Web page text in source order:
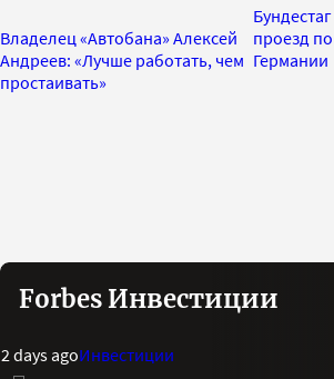
Владелец «Автобана» Алексей
Андреев: «Лучше работать, чем
простаивать»
проезд
Германии
Forbes Инвестиции
2 days agoИнвестиции